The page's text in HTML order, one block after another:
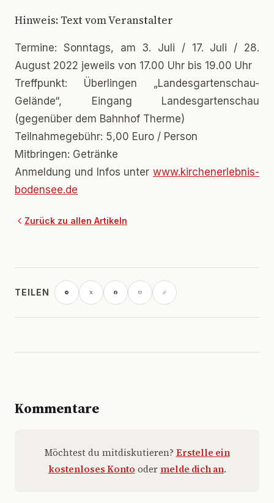
Hinweis: Text vom Veranstalter
Termine: Sonntags, am 3. Juli / 17. Juli / 28.
August 2022 jeweils von 17.00 Uhr bis 19.00 Uhr
Treffpunkt: Überlingen „Landesgartenschau-
Gelände“, Eingang Landesgartenschau
(gegenüber dem Bahnhof Therme)
Teilnahmegebühr: 5,00 Euro / Person
Mitbringen: Getränke
Anmeldung und Infos unter www.kirchenerlebnis-
bodensee.de
Zurück zu allen Artikeln
TEILEN
Kommentare
Möchtest du mitdiskutieren? Erstelle ein
kostenloses Konto oder melde dich an.